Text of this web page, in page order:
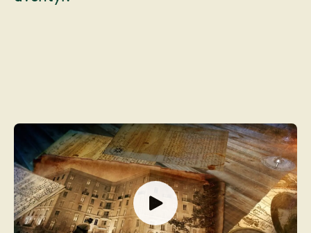
I berättelsen om Oceana möter du